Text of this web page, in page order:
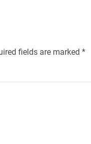
fields are marked *